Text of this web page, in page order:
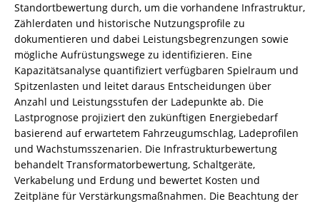
Standortbewertung durch, um die vorhandene Infrastruktur,
Zählerdaten und historische Nutzungsprofile zu
dokumentieren und dabei Leistungsbegrenzungen sowie
mögliche Aufrüstungswege zu identifizieren. Eine
Kapazitätsanalyse quantifiziert verfügbaren Spielraum und
Spitzenlasten und leitet daraus Entscheidungen über
Anzahl und Leistungsstufen der Ladepunkte ab. Die
Lastprognose projiziert den zukünftigen Energiebedarf
basierend auf erwartetem Fahrzeugumschlag, Ladeprofilen
und Wachstumsszenarien. Die Infrastrukturbewertung
behandelt Transformatorbewertung, Schaltgeräte,
Verkabelung und Erdung und bewertet Kosten und
Zeitpläne für Verstärkungsmaßnahmen. Die Beachtung der